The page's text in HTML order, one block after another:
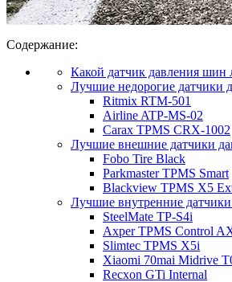
Содержание:
Какой датчик давления шин
Лучшие недорогие датчики
Ritmix RTM-501
Airline ATP-MS-02
Carax TPMS CRX-1002
Лучшие внешние датчики
Fobo Tire Black
Parkmaster TPMS Smart
Blackview TPMS X5
Лучшие внутренние
SteelMate TP-S4i
Axper TPMS Control
Slimtec TPMS X5i
Xiaomi 70mai Midrive
Recxon GTi Internal